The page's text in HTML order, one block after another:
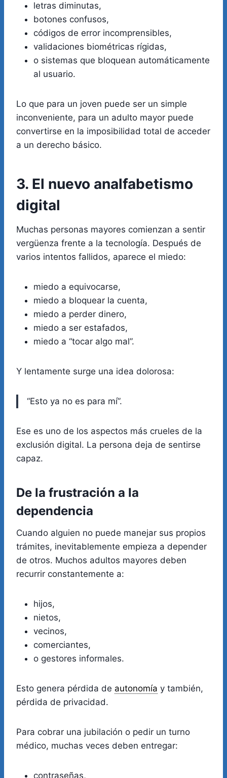
letras diminutas,
botones confusos,
códigos de error incomprensibles,
validaciones biométricas rígidas,
o sistemas que bloquean automáticamente
al usuario.
Lo que para un joven puede ser un simple
inconveniente, para un adulto mayor puede
convertirse en la imposibilidad total de acceder
a un derecho básico.
3. El nuevo analfabetismo
digital
Muchas personas mayores comienzan a sentir
vergüenza frente a la tecnología. Después de
varios intentos fallidos, aparece el miedo:
miedo a equivocarse,
miedo a bloquear la cuenta,
miedo a perder dinero,
miedo a ser estafados,
miedo a “tocar algo mal”.
Y lentamente surge una idea dolorosa:
“Esto ya no es para mí”.
Ese es uno de los aspectos más crueles de la
exclusión digital. La persona deja de sentirse
capaz.
De la frustración a la
dependencia
Cuando alguien no puede manejar sus propios
trámites, inevitablemente empieza a depender
de otros. Muchos adultos mayores deben
recurrir constantemente a:
hijos,
nietos,
vecinos,
comerciantes,
o gestores informales.
Esto genera pérdida de autonomía y también,
pérdida de privacidad.
Para cobrar una jubilación o pedir un turno
médico, muchas veces deben entregar:
contraseñas,